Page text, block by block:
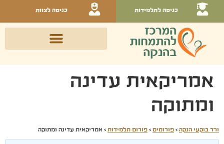
כניסה לתלמידות כניסה לצוות
אמריקאית עדינה
ומתוקה
ורד בוקעי הנקה › פורומים › פורום תלמידות › אמריקאית עדינה ומתוקה